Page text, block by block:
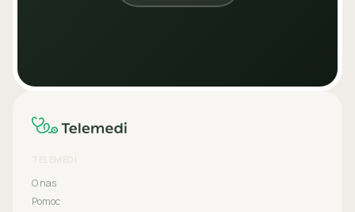
TELEMEDI
O nas
Pomoc